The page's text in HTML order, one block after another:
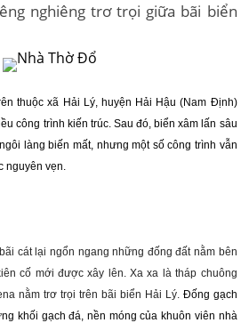
nghiêng trơ trọi giữa bãi biển
thuộc xã Hải Lý, huyện Hải Hậu (Nam Định)
công trình kiến trúc. Sau đó, biển xâm lấn sâu
làng biến mất, nhưng một số công trình vẫn
nguyên vẹn.
cát lại ngổn ngang những đống đất nằm bên
cố mới được xây lên. Xa xa là tháp chuông
nằm trơ trọi trên bãi biển Hải Lý.Đống gạch
khối gạch đá, nền móng của khuôn viên nhà